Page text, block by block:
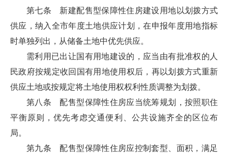
第七条 新建配售型保障性住房建设用地以划拨方式
供应，纳入全市年度土地供应计划，在申报年度用地指标
时单独列出，从储备土地中优先供应。
需利用已出让国有用地建设的，应当由有批准权的人
民政府按规定收回国有用地使用权后，再以划拨方式重新
供应土地或按规定将土地使用权权利性质调整为划拨。
第八条 配售型保障性住房应当统筹规划，按照职住
平衡原则，优先考虑交通便利、公共设施齐全的区位布
局。
第九条 配售型保障性住房应控制套型、面积，满足